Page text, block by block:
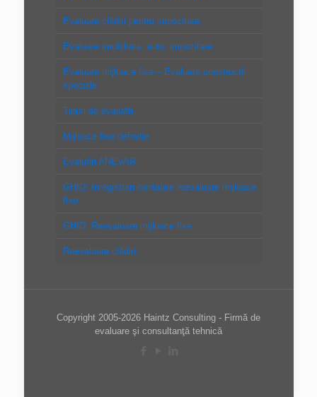
Evaluare clădiri pentru impozitare
Evaluare imobiliara, auto, impozitare
Evaluare mijloace fixe – Evaluare constructii
speciale
Tipuri de evaluări
Mijloace fixe definitie
Evaluări ANEVAR
GHID: Inregistrari contabile reevaluare mijloace
fixe
GHID: Reevaluare mijloace fixe
Reevaluare clădiri
Copyright 2005-2026 Haintz Consulting - Firmă de
evaluare şi consultanţă tehnică